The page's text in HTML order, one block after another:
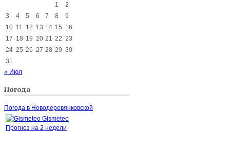
1
2
3
4 5 6 7 8
9
10 11 12 13 14 15 16
17 18 19 20 21 22 23
24 25 26 27 28 29 30
31
« Июл
Погода
Погода в Новодеревянковской
Gismeteo
Прогноз на 2 недели